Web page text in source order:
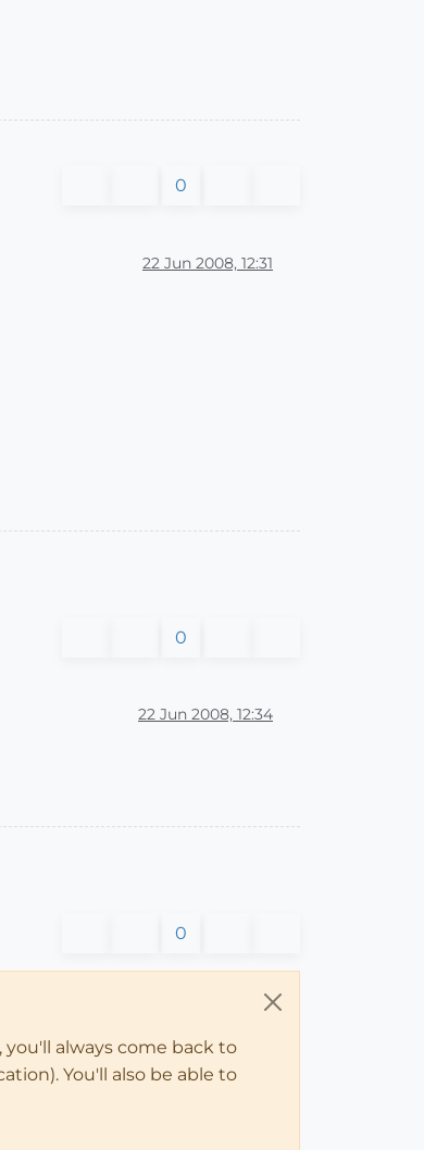
0
22 Jun 2008, 12:31
0
22 Jun 2008, 12:34
0
always come back to
You'll also be able to